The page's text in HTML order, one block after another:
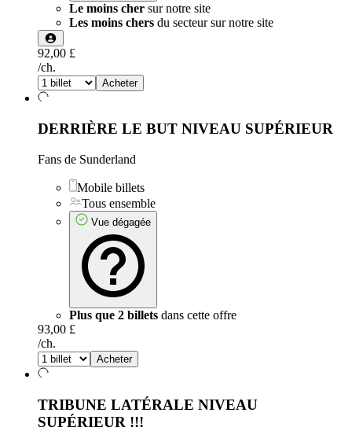
Le moins cher sur notre site
Les moins chers du secteur sur notre site
92,00 £
/ch.
Acheter
DERRIÈRE LE BUT NIVEAU SUPÉRIEUR
Fans de Sunderland
Mobile billets
Tous ensemble
Vue dégagée
Plus que 2 billets dans cette offre
93,00 £
/ch.
Acheter
TRIBUNE LATÉRALE NIVEAU
SUPÉRIEUR !!!